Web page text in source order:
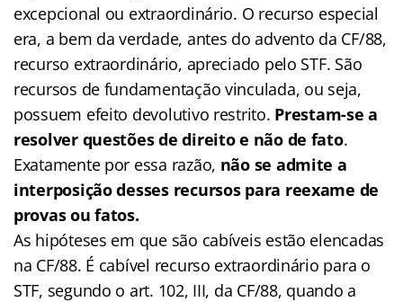
excepcional ou extraordinário. O recurso especial
era, a bem da verdade, antes do advento da CF/88,
recurso extraordinário, apreciado pelo STF. São
recursos de fundamentação vinculada, ou seja,
possuem efeito devolutivo restrito. Prestam-se a
resolver questões de direito e não de fato.
Exatamente por essa razão, não se admite a
interposição desses recursos para reexame de
provas ou fatos.
As hipóteses em que são cabíveis estão elencadas
na CF/88. É cabível recurso extraordinário para o
STF, segundo o art. 102, III, da CF/88, quando a